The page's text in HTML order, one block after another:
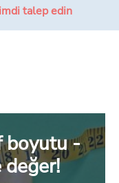
talep edin
boyutu -